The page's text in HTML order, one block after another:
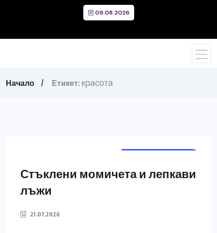
09.08.2026
Начало Етикет: красота
Стъклени момичета и лепкави
лъжи
21.07.2026